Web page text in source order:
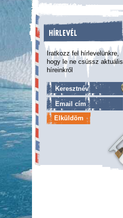
HÍRLEVÉL
Iratkozz fel hírlevelünkre,
hogy le ne csússz aktuális
híreinkről